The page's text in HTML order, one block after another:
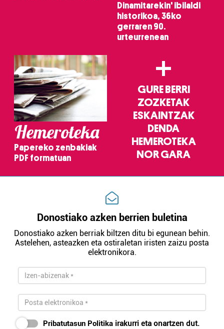
Dinamitarekin' ibilaldi
historikoa, 36ko
gerraren 90.
urteurrenean
Hemeroteka
Papereko zenbakiak
PDF formatuan
+
GURE BERRI
ZOZKETAK
ESKAINTZAK
DENDA
HEMEROTEKA
NOR GARA
Donostiako azken berrien buletina
Donostiako azken berriak biltzen ditu bi egunean behin.
Astelehen, asteazken eta ostiraletan iristen zaizu posta
elektronikora.
Pribatutasun Politika irakurri eta onartzen dut.